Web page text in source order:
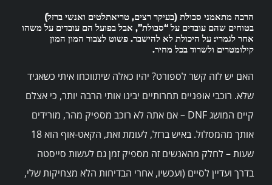
Search
for:
הרבה מתאמני סבולת (בעיקר רצים, טריאתלטים ואנשי ברזל)
בטוחים שהם עובדים על “סבולת”, אבל בפועל הם עובדים על משהו
אחר לגמרי: על היכולת לא להישבר. פשוט לצבור המון המון
קילומטרים ולשרוד בכל מחיר.
האם יש לזה קשר לספורט? יהיו כאלה שיתווכחו איתי כשאגיד
שלא. רוכבי אופניים תחרותיים יבינו אותי הרבה יותר, כי אצלם
קיים המושג DNF – אם אתה לא רוכב מספיק מהר, מורידים
אותך מהמסלול. באיש ברזל, לעומת זאת, הקאט-אוף הוא 18
שעות – לחלק מהאנשים זה מספיק זמן גם לעשות סייסטה
בדרך ועדיין לסיים (ועכשיו, אחרי הבדיחות הלא מצחיקות שלי,